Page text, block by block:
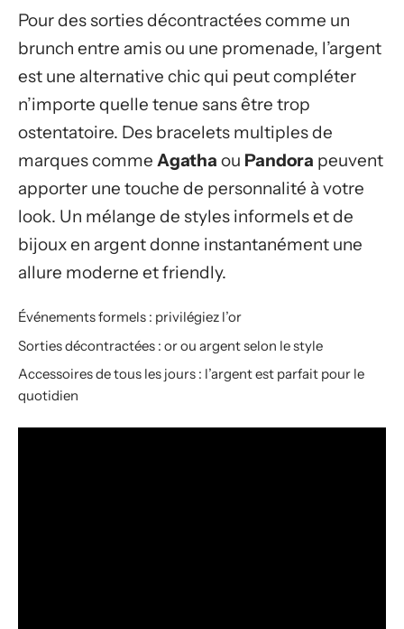
Pour des sorties décontractées comme un
brunch entre amis ou une promenade, l’argent
est une alternative chic qui peut compléter
n’importe quelle tenue sans être trop
ostentatoire. Des bracelets multiples de
marques comme Agatha ou Pandora peuvent
apporter une touche de personnalité à votre
look. Un mélange de styles informels et de
bijoux en argent donne instantanément une
allure moderne et friendly.
Événements formels : privilégiez l’or
Sorties décontractées : or ou argent selon le style
Accessoires de tous les jours : l’argent est parfait pour le
quotidien